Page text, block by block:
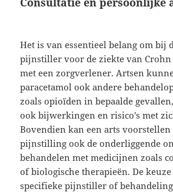
Het is van essentieel belang om bij
pijnstiller voor de ziekte van Crohn
met een zorgverlener. Artsen
paracetamol ook andere
zoals opioïden in bepaalde
ook bijwerkingen en risico's met
Bovendien kan een arts voorstellen
pijnstilling ook de onderliggende
behandelen met medicijnen zoals
of biologische therapieën. De
specifieke pijnstiller of